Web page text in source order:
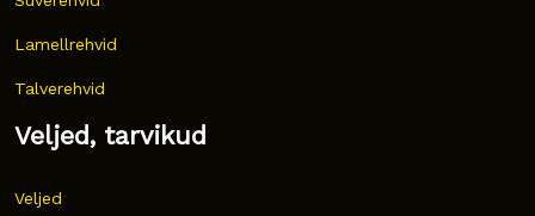
Lamellrehvid
Talverehvid
Veljed, tarvikud
Veljed